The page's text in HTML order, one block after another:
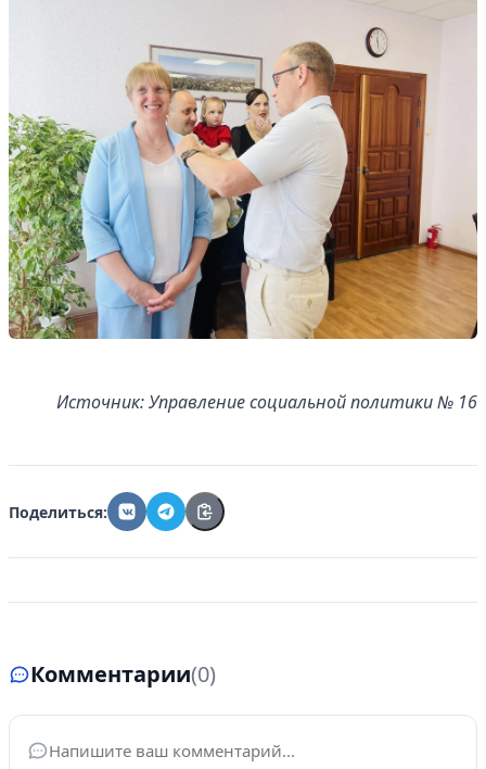
Личный кабинет
Управляйте объявлениями, отслеживайте
публикации и получайте сообщения
Войти или зарегистрироваться
Источник: Управление социальной политики № 16
Поделиться:
Комментарии(0)